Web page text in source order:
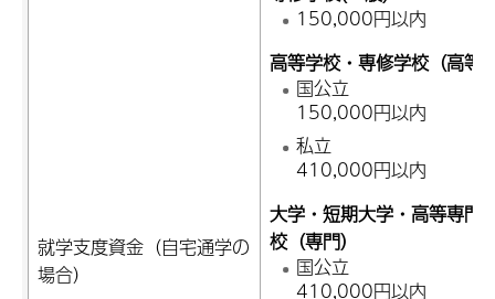
就学支度資金（自宅通学の
場合）
150,000円以内
高等学校・専修学校（高等
国公立
150,000円以内
私立
410,000円以内
大学・短期大学・高等専門
校（専門）
国公立
410,000円以内